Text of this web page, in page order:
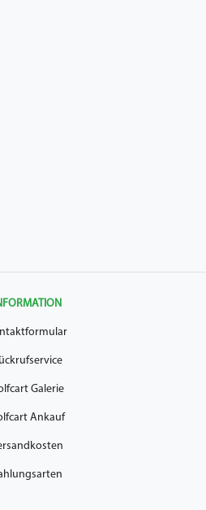
Galerie
Ankauf